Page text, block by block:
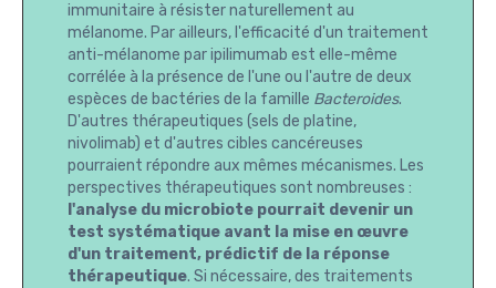
immunitaire à résister naturellement au
mélanome. Par ailleurs, l'efficacité d'un traitement
anti-mélanome par ipilimumab est elle-même
corrélée à la présence de l'une ou l'autre de deux
espèces de bactéries de la famille Bacteroides.
D'autres thérapeutiques (sels de platine,
nivolimab) et d'autres cibles cancéreuses
pourraient répondre aux mêmes mécanismes. Les
perspectives thérapeutiques sont nombreuses :
l'analyse du microbiote pourrait devenir un
test systématique avant la mise en œuvre
d'un traitement, prédictif de la réponse
thérapeutique. Si nécessaire, des traitements